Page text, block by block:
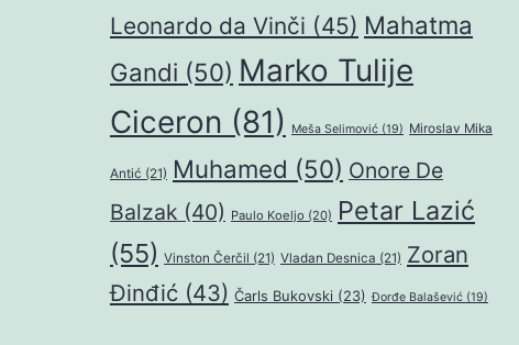
Leonardo da Vinči (45) Mahatma
Gandi (50) Marko Tulije
Ciceron (81) Meša Selimović (19) Miroslav Mika
Antić (21) Muhamed (50) Onore De
Balzak (40) Paulo Koeljo (20) Petar Lazić
(55) Vinston Čerčil (21) Vladan Desnica (21) Zoran
Đinđić (43) Čarls Bukovski (23) Đorđe Balašević (19)